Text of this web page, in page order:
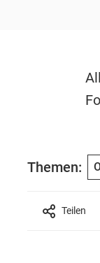
Themen:
Teilen